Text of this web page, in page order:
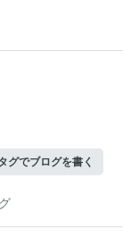
グでブログを書く